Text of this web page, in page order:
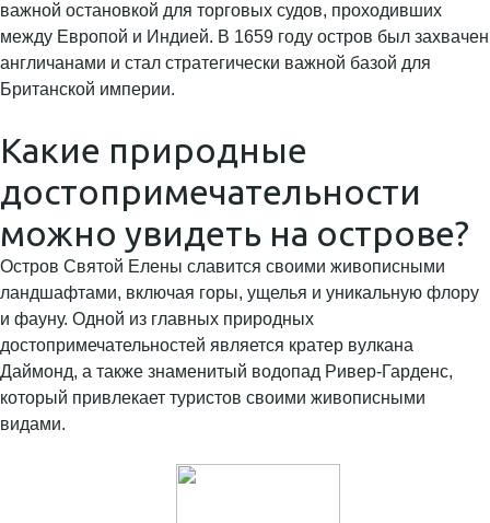
важной остановкой для торговых судов, проходивших
между Европой и Индией. В 1659 году остров был захвачен
англичанами и стал стратегически важной базой для
Британской империи.
Какие природные
достопримечательности
можно увидеть на острове?
Остров Святой Елены славится своими живописными
ландшафтами, включая горы, ущелья и уникальную флору
и фауну. Одной из главных природных
достопримечательностей является кратер вулкана
Даймонд, а также знаменитый водопад Ривер-Гарденс,
который привлекает туристов своими живописными
видами.